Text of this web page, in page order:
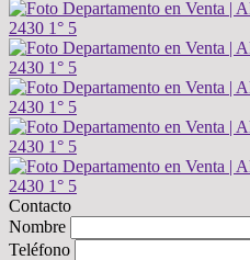
Contacto
Nombre
Teléfono